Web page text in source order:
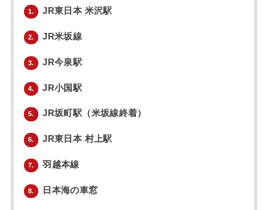
1. JR東日本 米沢駅
2. JR米坂線
3. JR今泉駅
4. JR小国駅
5. JR坂町駅（米坂線終着）
6. JR東日本 村上駅
7. 羽越本線
8. 日本海の車窓